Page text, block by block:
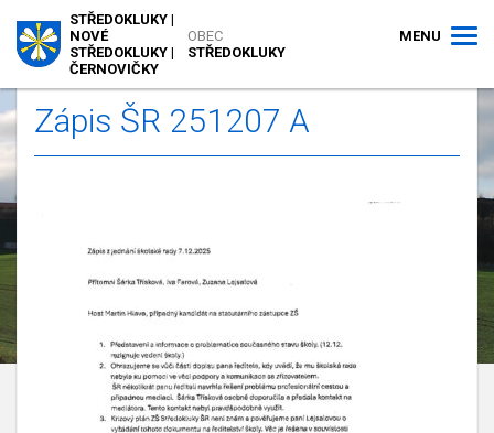
OBEC
STŘEDOKLUKY
STŘEDOKLUKY |
NOVÉ
STŘEDOKLUKY |
ČERNOVIČKY
MENU
Zápis ŠR 251207 A